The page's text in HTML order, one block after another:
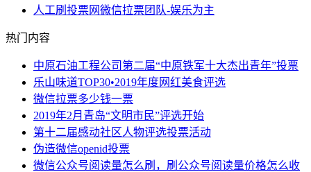
人工刷投票网微信拉票团队-娱乐为主
热门内容
中原石油工程公司第二届“中原铁军十大杰出青年”投票
乐山味道TOP30•2019年度网红美食评选
微信拉票多少钱一票
2019年2月青岛“文明市民”评选开始
第十二届感动社区人物评选投票活动
伪造微信openid投票
微信公众号阅读量怎么刷，刷公众号阅读量价格怎么收